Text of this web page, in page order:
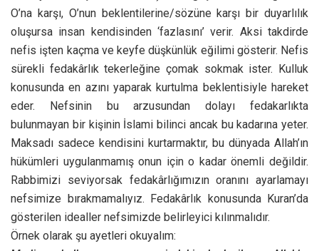
O’na karşı, O’nun beklentilerine/sözüne karşı bir duyarlılık
oluşursa insan kendisinden ‘fazlasını’ verir. Aksi takdirde
nefis işten kaçma ve keyfe düşkünlük eğilimi gösterir. Nefis
sürekli fedakârlık tekerleğine çomak sokmak ister. Kulluk
konusunda en azını yaparak kurtulma beklentisiyle hareket
eder. Nefsinin bu arzusundan dolayı fedakarlıkta
bulunmayan bir kişinin İslami bilinci ancak bu kadarına yeter.
Maksadı sadece kendisini kurtarmaktır, bu dünyada Allah’ın
hükümleri uygulanmamış onun için o kadar önemli değildir.
Rabbimizi seviyorsak fedakârlığımızın oranını ayarlamayı
nefsimize bırakmamalıyız. Fedakârlık konusunda Kuran’da
gösterilen idealler nefsimizde belirleyici kılınmalıdır.
Örnek olarak şu ayetleri okuyalım: